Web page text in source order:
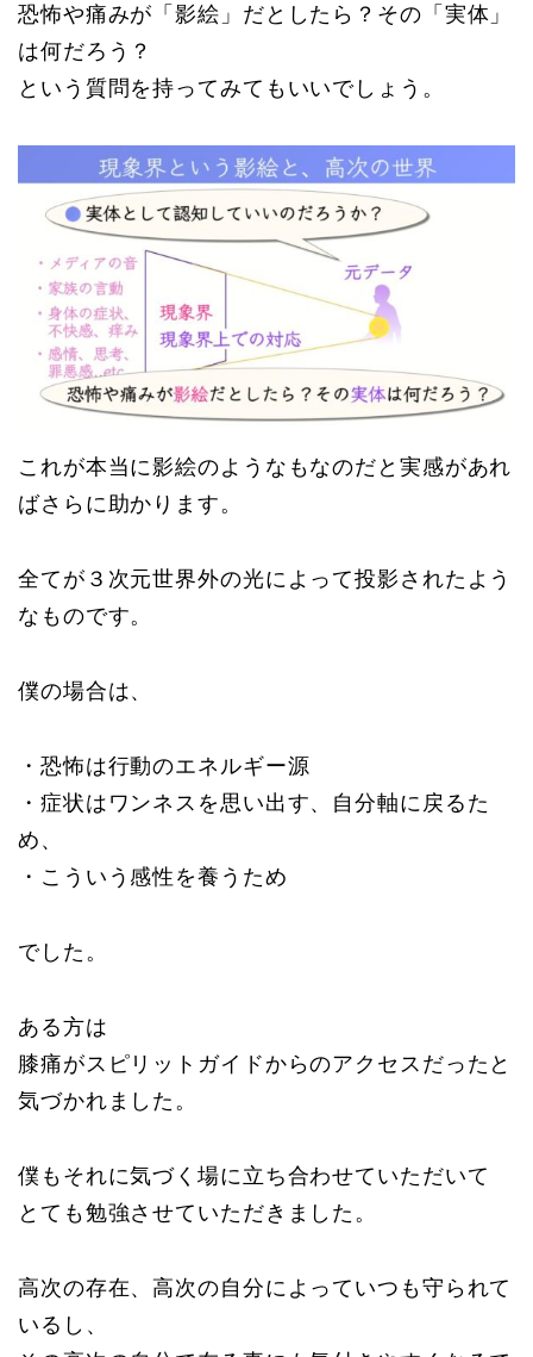
恐怖や痛みが「影絵」だとしたら？その「実体」
は何だろう？
という質問を持ってみてもいいでしょう。
これが本当に影絵のようなもなのだと実感があれ
ばさらに助かります。
全てが３次元世界外の光によって投影されたよう
なものです。
僕の場合は、
・恐怖は行動のエネルギー源
・症状はワンネスを思い出す、自分軸に戻るた
め、
・こういう感性を養うため
でした。
ある方は
膝痛がスピリットガイドからのアクセスだったと
気づかれました。
僕もそれに気づく場に立ち合わせていただいて
とても勉強させていただきました。
高次の存在、高次の自分によっていつも守られて
いるし、